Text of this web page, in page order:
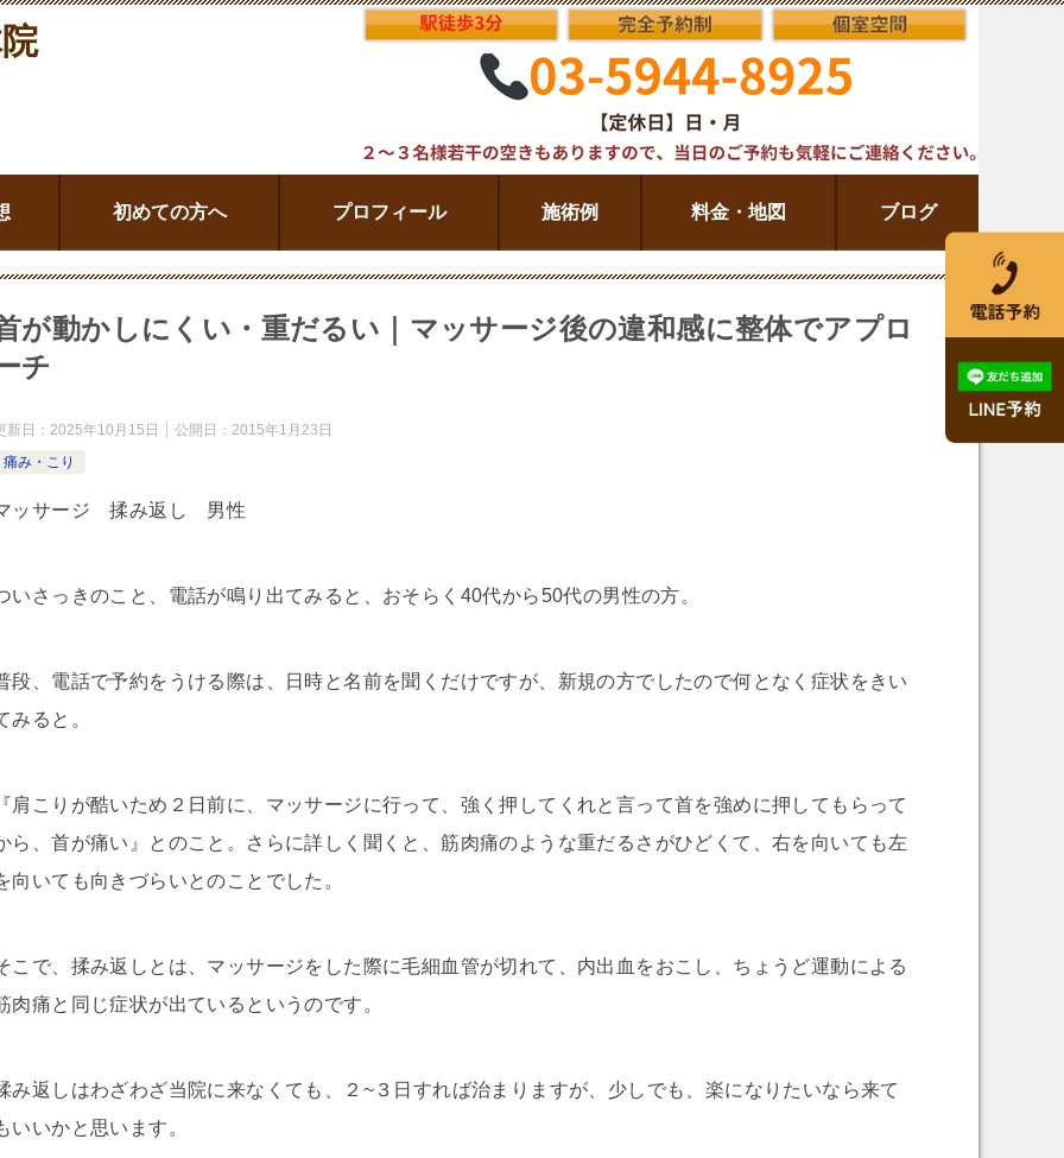
初めての方へ プロフィール 施術例 料金・地図 ブログ
が動かしにくい・重だるい｜マッサージ後の違和感に整体でアプロ
チ
新日： 2025年10月15日 公開日： 2015年1月23日
痛み・こり
ッサージ 揉み返し 男性
いさっきのこと、電話が鳴り出てみると、おそらく40代から50代の男性の方。
段、電話で予約をうける際は、日時と名前を聞くだけですが、新規の方でしたので何となく症状をきい
みると。
肩こりが酷いため２日前に
マッサージに行って、強く押してくれと言って首を強めに押してもらって
ら、首が痛い』とのこと。さらに詳しく聞くと、筋肉痛のような重だるさがひどくて、右を向いても左
向いても向きづらいとのことでした。
こで、揉み返しとは、マッサージをした際に毛細血管が切れて、内出血をおこし、ちょうど運動による
肉痛と同じ症状が出ているというのです。
み返しはわざわざ当院に来なくても、２~３日すれば治まりますが、少しでも、楽になりたいなら来て
いいかと思います。